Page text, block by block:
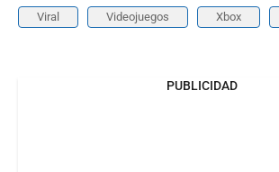
Viral Videojuegos Xbox
PUBLICIDAD